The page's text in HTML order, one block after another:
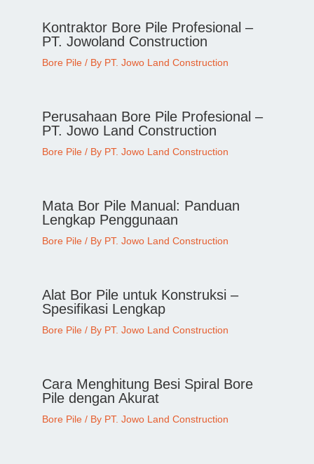
Kontraktor Bore Pile Profesional –
PT. Jowoland Construction
Bore Pile / By PT. Jowo Land Construction
Perusahaan Bore Pile Profesional –
PT. Jowo Land Construction
Bore Pile / By PT. Jowo Land Construction
Mata Bor Pile Manual: Panduan
Lengkap Penggunaan
Bore Pile / By PT. Jowo Land Construction
Alat Bor Pile untuk Konstruksi –
Spesifikasi Lengkap
Bore Pile / By PT. Jowo Land Construction
Cara Menghitung Besi Spiral Bore
Pile dengan Akurat
Bore Pile / By PT. Jowo Land Construction